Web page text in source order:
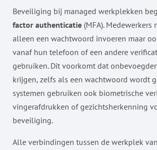
Beveiliging bij managed werkplekken
factor authenticatie (MFA). Medewerkers
alleen een wachtwoord invoeren maar
vanaf hun telefoon of een andere
gebruiken. Dit voorkomt dat
krijgen, zelfs als een wachtwoord wordt
systemen gebruiken ook biometrische
vingerafdrukken of gezichtsherkenning
beveiliging.
Alle verbindingen tussen de werkplek